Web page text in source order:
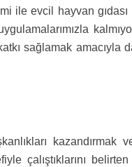
ile evcil hayvan gıdası
sağlamak amacıyla
kazandırmak
çalıştıklarını belirten